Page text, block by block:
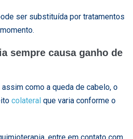
ser substituída por tratamentos
sempre causa ganho de
assim como a queda de cabelo, o
colateral que varia conforme o
entre em contato com